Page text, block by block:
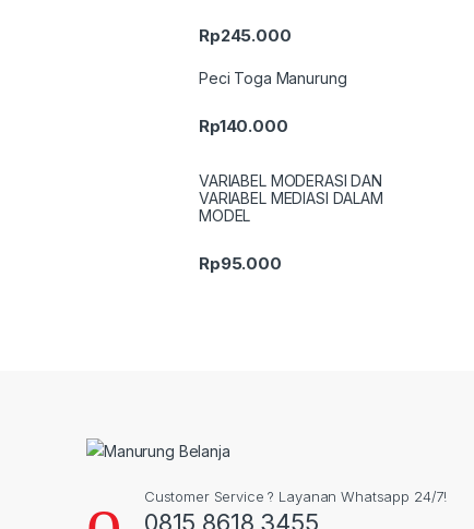
Rp245.000
Peci Toga Manurung
Rp140.000
VARIABEL MODERASI DAN
VARIABEL MEDIASI DALAM
MODEL
Rp95.000
Customer Service ? Layanan Whatsapp 24/7!
0815 8618 3455